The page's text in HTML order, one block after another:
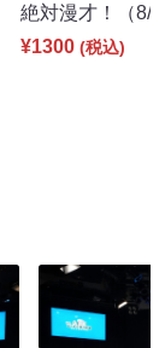
絶対漫才！（
¥1300 (税込)